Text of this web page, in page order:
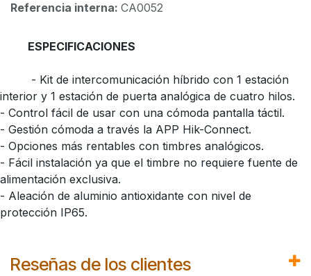
Referencia interna: CA0052
ESPECIFICACIONES
​ - Kit de intercomunicación híbrido con 1 estación
interior y 1 estación de puerta analógica de cuatro hilos.
- Control fácil de usar con una cómoda pantalla táctil.
- Gestión cómoda a través la APP Hik-Connect.
- Opciones más rentables con timbres analógicos.
- Fácil instalación ya que el timbre no requiere fuente de
alimentación exclusiva.
- Aleación de aluminio antioxidante con nivel de
protección IP65.
Reseñas de los clientes